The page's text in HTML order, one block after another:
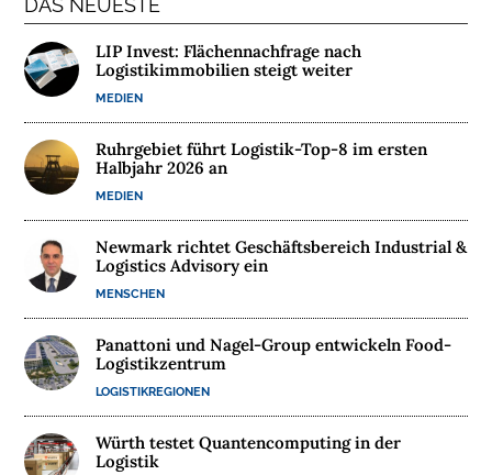
T
E
R
N
E
H
M
E
N
W
I
R
E
LIP Invest: Flächennachfrage nach
Logistikimmobilien steigt weiter
MEDIEN
Ruhrgebiet führt Logistik-Top-8 im ersten
Halbjahr 2026 an
MEDIEN
Newmark richtet Geschäftsbereich Industrial &
Logistics Advisory ein
MENSCHEN
Panattoni und Nagel-Group entwickeln Food-
Logistikzentrum
LOGISTIKREGIONEN
Würth testet Quantencomputing in der
Logistik